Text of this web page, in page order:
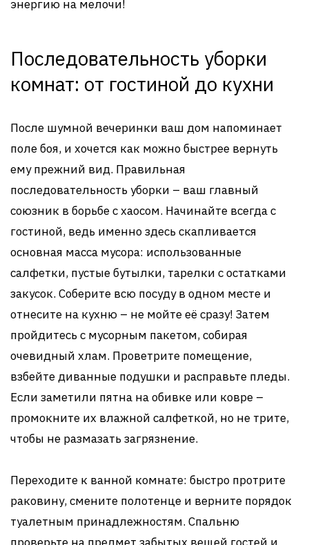
энергию на мелочи!
Последовательность уборки
комнат: от гостиной до кухни
После шумной вечеринки ваш дом напоминает
поле боя, и хочется как можно быстрее вернуть
ему прежний вид. Правильная
последовательность уборки – ваш главный
союзник в борьбе с хаосом. Начинайте всегда с
гостиной, ведь именно здесь скапливается
основная масса мусора: использованные
салфетки, пустые бутылки, тарелки с остатками
закусок. Соберите всю посуду в одном месте и
отнесите на кухню – не мойте её сразу! Затем
пройдитесь с мусорным пакетом, собирая
очевидный хлам. Проветрите помещение,
взбейте диванные подушки и расправьте пледы.
Если заметили пятна на обивке или ковре –
промокните их влажной салфеткой, но не трите,
чтобы не размазать загрязнение.
Переходите к ванной комнате: быстро протрите
раковину, смените полотенце и верните порядок
туалетным принадлежностям. Спальню